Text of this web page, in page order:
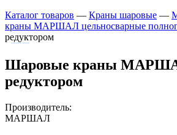
Каталог товаров — Краны шаровые —
краны МАРШАЛ цельносварные
редуктором
Шаровые краны МАРШАЛ
редуктором
Производитель:
МАРШАЛ